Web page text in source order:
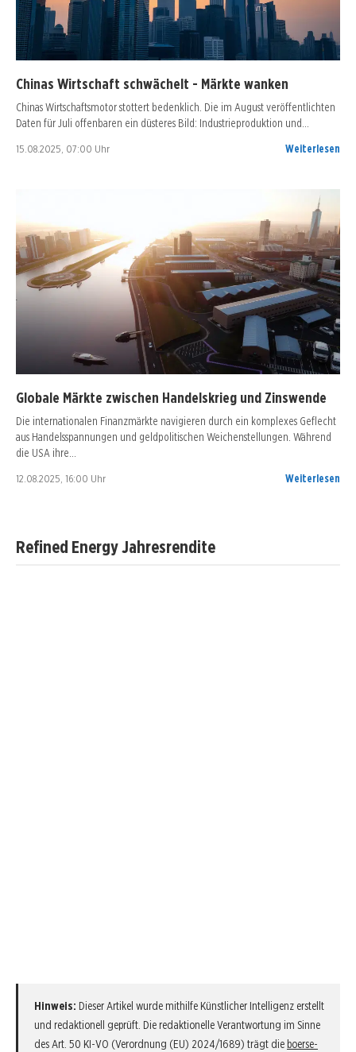
Chinas Wirtschaft schwächelt - Märkte wanken
Chinas Wirtschaftsmotor stottert bedenklich. Die im August veröffentlichten
Daten für Juli offenbaren ein düsteres Bild: Industrieproduktion und…
15.08.2025, 07:00 Uhr Weiterlesen
Globale Märkte zwischen Handelskrieg und Zinswende
Die internationalen Finanzmärkte navigieren durch ein komplexes Geflecht
aus Handelsspannungen und geldpolitischen Weichenstellungen. Während
die USA ihre…
12.08.2025, 16:00 Uhr Weiterlesen
Refined Energy Jahresrendite
Hinweis: Dieser Artikel wurde mithilfe Künstlicher Intelligenz erstellt
und redaktionell geprüft. Die redaktionelle Verantwortung im Sinne
des Art. 50 KI-VO (Verordnung (EU) 2024/1689) trägt die boerse-